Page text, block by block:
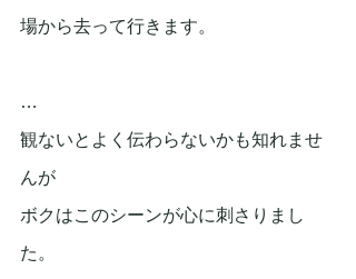
場から去って行きます。
…
観ないとよく伝わらないかも知れませ
んが
ボクはこのシーンが心に刺さりまし
た。